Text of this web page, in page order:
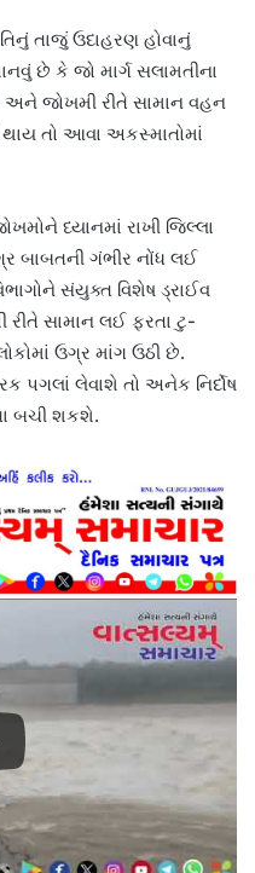
તાજું ઉદાહરણ હોવાનું
છે કે જો માર્ગ સલામતીના
અને જોખમી રીતે સામાન વહન
થાય તો આવા અકસ્માતોમાં
ધ્યાનમાં રાખી જિલ્લા
બાબતની ગંભીર નોંધ લઈ
સંયુક્ત વિશેષ ડ્રાઈવ
સામાન લઈ ફરતા ટુ-
ઉગ્ર માંગ ઉઠી છે.
લેવાશે તો અનેક નિર્દોષ
બચી શકશે.